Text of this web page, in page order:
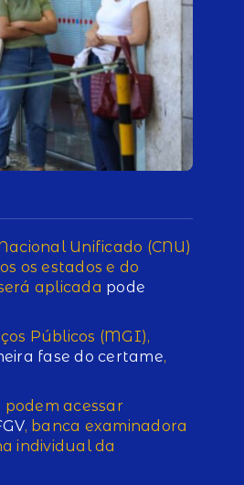
Unificado (CNU)
os estados e do
aplicada pode
Públicos (MGI),
fase do certame,
acessar
, banca examinadora
individual da